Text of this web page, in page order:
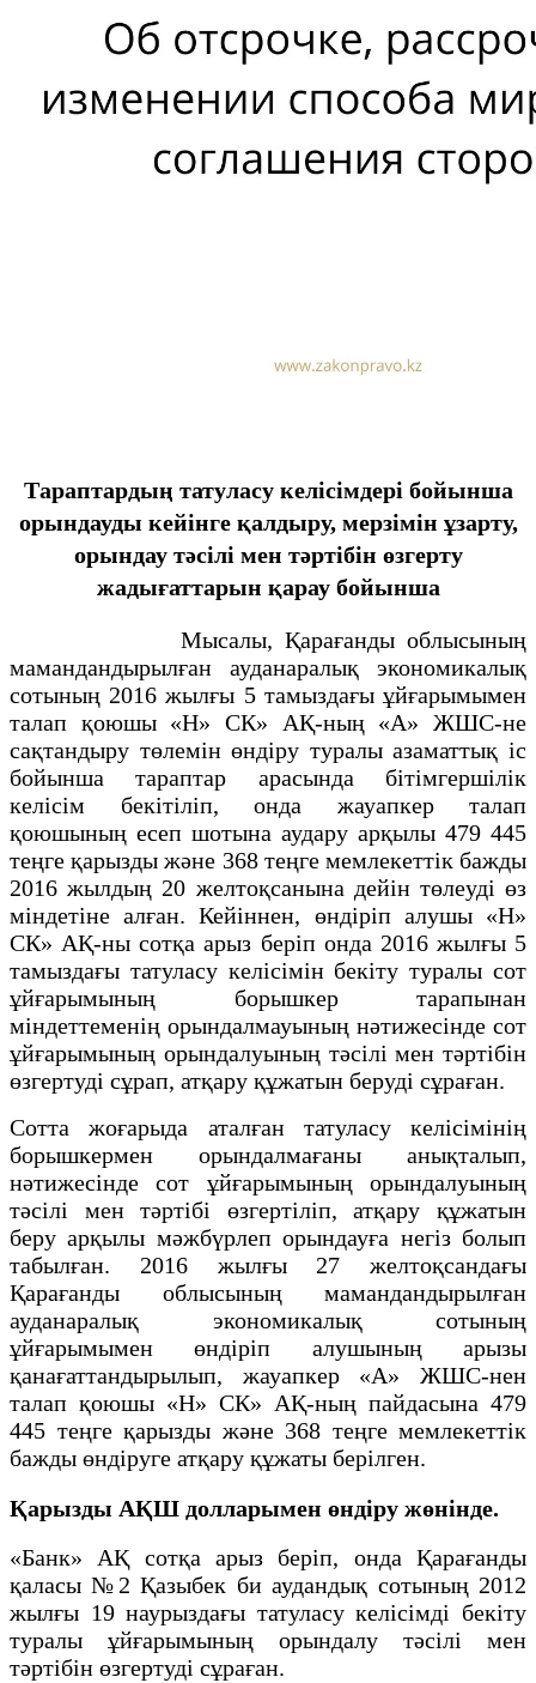
Тараптардың татуласу келісімдері бойынша
орындауды кейінге қалдыру, мерзімін ұзарту,
орындау тәсілі мен тәртібін өзгерту
жадығаттарын қарау бойынша
Мысалы, Қарағанды облысының
мамандандырылған ауданаралық экономикалық
сотының 2016 жылғы 5 тамыздағы ұйғарымымен
талап қоюшы «Н» СК» АҚ-ның «A» ЖШС-не
сақтандыру төлемін өндіру туралы азаматтық іс
бойынша тараптар арасында бітімгершілік
келісім бекітіліп, онда жауапкер талап
қоюшының есеп шотына аудару арқылы 479 445
теңге қарызды және 368 теңге мемлекеттік бажды
2016 жылдың 20 желтоқсанына дейін төлеуді өз
міндетіне алған. Кейіннен, өндіріп алушы «Н»
СК» АҚ-ны сотқа арыз беріп онда 2016 жылғы 5
тамыздағы татуласу келісімін бекіту туралы сот
ұйғарымының борышкер тарапынан
міндеттеменің орындалмауының нәтижесінде сот
ұйғарымының орындалуының тәсілі мен тәртібін
өзгертуді сұрап, атқару құжатын беруді сұраған.
Сотта жоғарыда аталған татуласу келісімінің
борышкермен орындалмағаны анықталып,
нәтижесінде сот ұйғарымының орындалуының
тәсілі мен тәртібі өзгертіліп, атқару құжатын
беру арқылы мәжбүрлеп орындауға негіз болып
табылған. 2016 жылғы 27 желтоқсандағы
Қарағанды облысының мамандандырылған
ауданаралық экономикалық сотының
ұйғарымымен өндіріп алушының арызы
қанағаттандырылып, жауапкер «A» ЖШС-нен
талап қоюшы «Н» СК» АҚ-ның пайдасына 479
445 теңге қарызды және 368 теңге мемлекеттік
бажды өндіруге атқару құжаты берілген.
Қарызды АҚШ долларымен өндіру жөнінде.
«Банк» АҚ сотқа арыз беріп, онда Қарағанды
қаласы №2 Қазыбек би аудандық сотының 2012
жылғы 19 наурыздағы татуласу келісімді бекіту
туралы ұйғарымының орындалу тәсілі мен
тәртібін өзгертуді сұраған.